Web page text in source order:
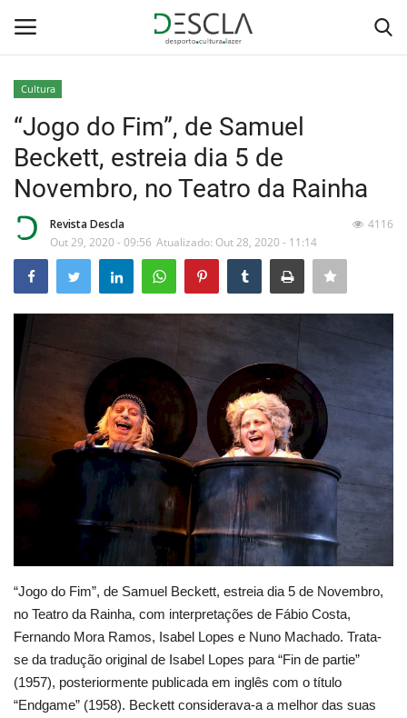
Home
Desporto
Sobre Nós
Educação
Estatuto Editorial
Saúde
Ficha técnica
Lazer
Cultura
“Jogo do Fim”, de Samuel
Beckett, estreia dia 5 de
Novembro, no Teatro da Rainha
Revista Descla
Out 29, 2020 - 09:56 Atualizado: Out 28, 2020 - 11:14
4116
“Jogo do Fim”, de Samuel Beckett, estreia dia 5 de Novembro,
no Teatro da Rainha, com interpretações de Fábio Costa,
Fernando Mora Ramos, Isabel Lopes e Nuno Machado. Trata-
se da tradução original de Isabel Lopes para “Fin de partie”
(1957), posteriormente publicada em inglês com o título
“Endgame” (1958). Beckett considerava-a a melhor das suas